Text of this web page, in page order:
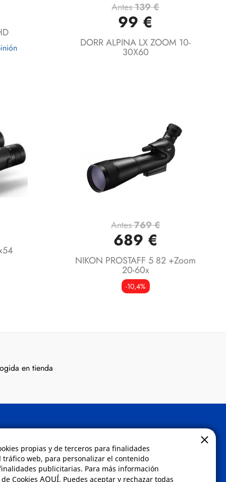
propias y de terceros para finalidades
web, para personalizar el contenido
publicitarias. Para más información
Cookies AQUÍ. Puedes aceptar y rechazar todas
Vista rápida
Antes139 €
99 €
DORR ALPINA LX ZOOM 10-
30X60
Vista rápida
Antes769 €
689 €
NIKON PROSTAFF 5 82 +Zoom
20-60x
-10,4%
en tienda
Contacto
Envíanos un email a